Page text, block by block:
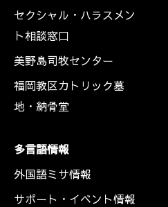
セクシャル・ハラスメン
ト相談窓口
美野島司牧センター
福岡教区カトリック墓
地・納骨堂
多言語情報
外国語ミサ情報
サポート・イベント情報